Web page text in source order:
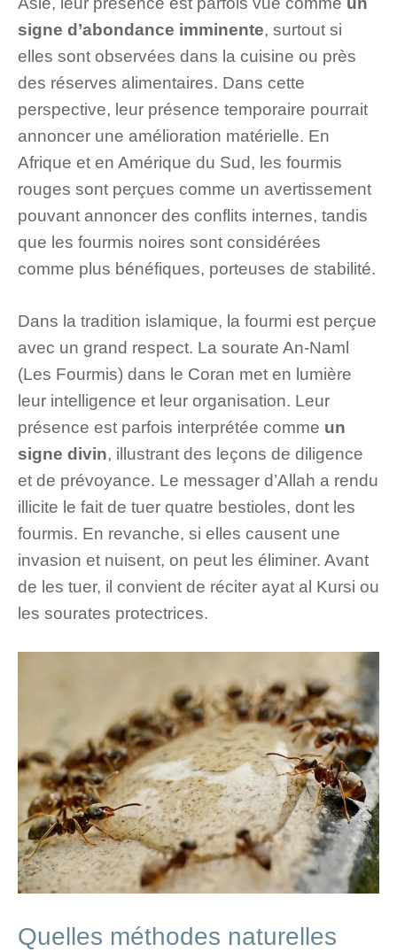
signe d’abondance imminente, surtout si
elles sont observées dans la cuisine ou près
des réserves alimentaires. Dans cette
perspective, leur présence temporaire pourrait
annoncer une amélioration matérielle. En
Afrique et en Amérique du Sud, les fourmis
rouges sont perçues comme un avertissement
pouvant annoncer des conflits internes, tandis
que les fourmis noires sont considérées
comme plus bénéfiques, porteuses de stabilité.
Dans la tradition islamique, la fourmi est perçue
avec un grand respect. La sourate An-Naml
(Les Fourmis) dans le Coran met en lumière
leur intelligence et leur organisation. Leur
présence est parfois interprétée comme un
signe divin, illustrant des leçons de diligence
et de prévoyance. Le messager d’Allah a rendu
illicite le fait de tuer quatre bestioles, dont les
fourmis. En revanche, si elles causent une
invasion et nuisent, on peut les éliminer. Avant
de les tuer, il convient de réciter ayat al Kursi ou
les sourates protectrices.
Quelles méthodes naturelles